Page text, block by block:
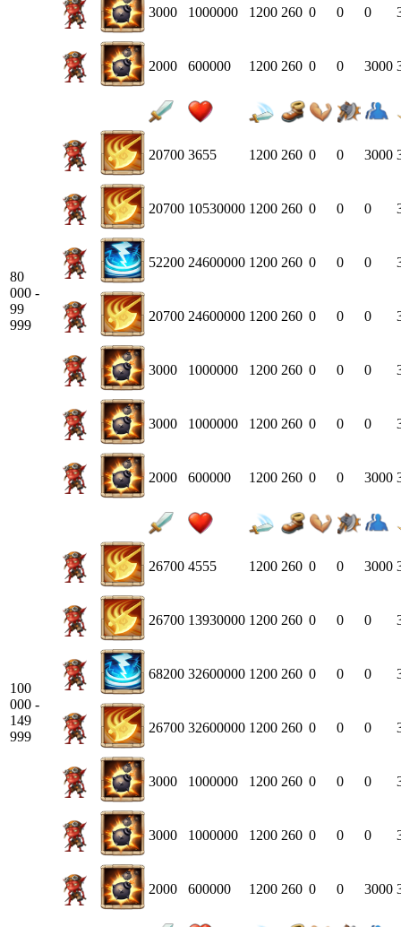
3000 1000000 1200 260 0 0 0
2000 600000 1200 260 0 0 3000
80
000 -
99
999
20700 3655 1200 260 0 0 3000
20700 10530000 1200 260 0 0 0
52200 24600000 1200 260 0 0 0
20700 24600000 1200 260 0 0 0
3000 1000000 1200 260 0 0 0
3000 1000000 1200 260 0 0 0
2000 600000 1200 260 0 0 3000
100
000 -
149
999
26700 4555 1200 260 0 0 3000
26700 13930000 1200 260 0 0 0
68200 32600000 1200 260 0 0 0
26700 32600000 1200 260 0 0 0
3000 1000000 1200 260 0 0 0
3000 1000000 1200 260 0 0 0
2000 600000 1200 260 0 0 3000